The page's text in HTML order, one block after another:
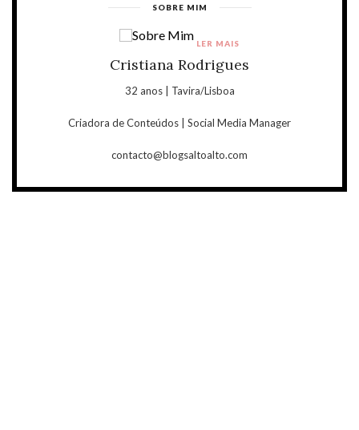
SOBRE MIM
Cristiana Rodrigues
32 anos | Tavira/Lisboa
Criadora de Conteúdos | Social Media Manager
contacto@blogsaltoalto.com
LER MAIS